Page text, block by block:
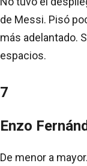
de Messi. Pisó
más adelantado.
espacios.
7
Enzo
De menor a